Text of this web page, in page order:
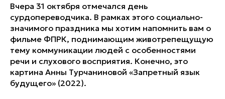
Вчера 31 октября отмечался день
сурдопереводчика. В рамках этого социально-
значимого праздника мы хотим напомнить вам о
фильме ФПРК, поднимающим животрепещущую
тему коммуникации людей с особенностями
речи и слухового восприятия. Конечно, это
картина Анны Турчаниновой «Запретный язык
будущего» (2022).